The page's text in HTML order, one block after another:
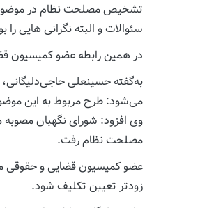
تشخیص مصلحت نظام در موضوع
سئوالات و البته نگرانی هایی
در همین رابطه عضو کمیسیون
به‌گفته حسینعلی
می‌شود: طرح مربوط به این
وی افزود: شورای نگهبان
مصلحت نظام رفت.
عضو کمیسیون قضایی و حقوقی
زودتر تعیین تکلیف شود.